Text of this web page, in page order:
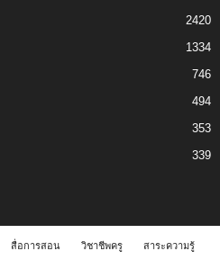
2420
1334
746
494
353
339
สื่อการสอน วิชาชีพครู
สาระความรู้